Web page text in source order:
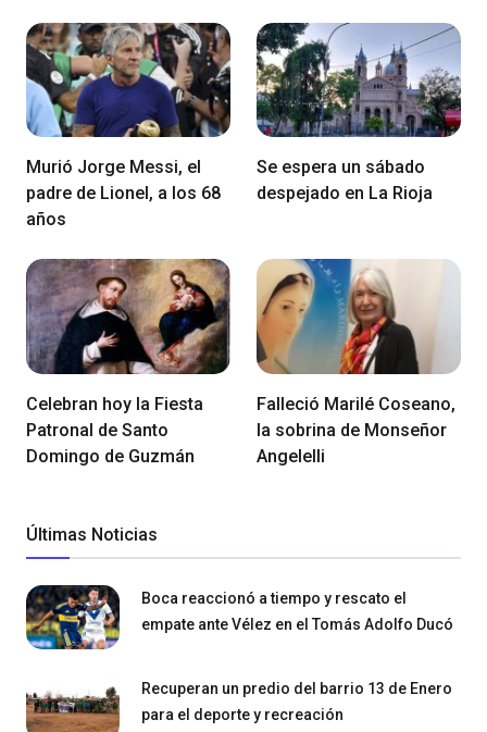
Murió Jorge Messi, el
padre de Lionel, a los 68
años
Se espera un sábado
despejado en La Rioja
Celebran hoy la Fiesta
Patronal de Santo
Domingo de Guzmán
Falleció Marilé Coseano,
la sobrina de Monseñor
Angelelli
Últimas Noticias
Boca reaccionó a tiempo y rescato el
empate ante Vélez en el Tomás Adolfo Ducó
Recuperan un predio del barrio 13 de Enero
para el deporte y recreación